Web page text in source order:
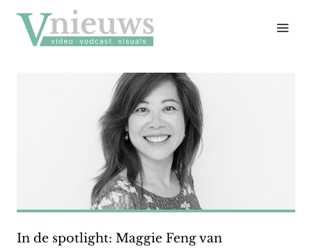
naar
inhoud
In de spotlight: Maggie Feng van